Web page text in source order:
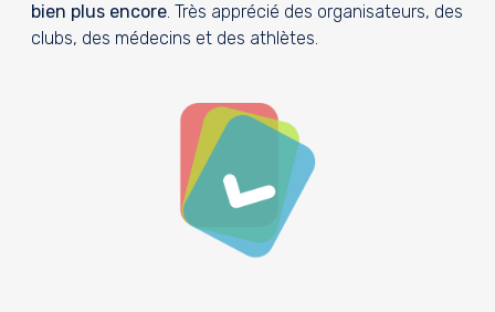
bien plus encore. Très apprécié des organisateurs, des
clubs, des médecins et des athlètes.